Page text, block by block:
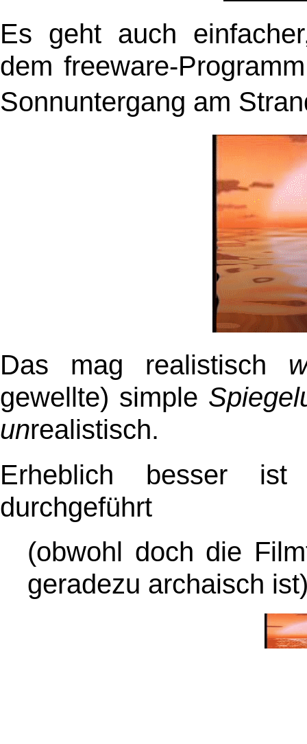
Es geht auch
dem freeware-
Sonnuntergang am
Das mag realistisch
gewellte) simple
unrealistisch.
Erheblich besser
durchgeführt
(obwohl doch die
geradezu archaisch